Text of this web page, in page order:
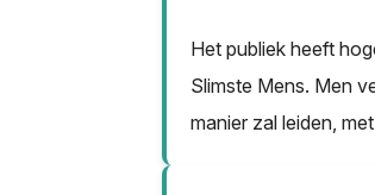
Het publiek heeft
Slimste Mens. Men
manier zal leiden,